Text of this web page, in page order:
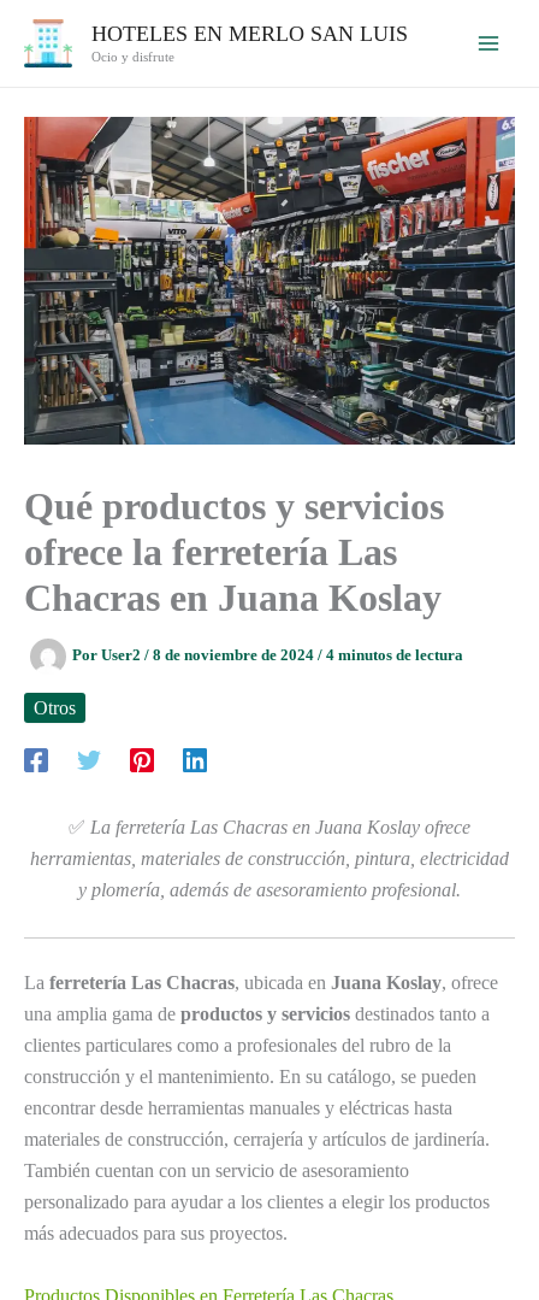
HOTELES EN MERLO SAN LUIS
Ocio y disfrute
Qué productos y servicios
ofrece la ferretería Las
Chacras en Juana Koslay
Por User2 / 8 de noviembre de 2024 / 4 minutos de lectura
Otros
✅ La ferretería Las Chacras en Juana Koslay ofrece
herramientas, materiales de construcción, pintura, electricidad
y plomería, además de asesoramiento profesional.
La ferretería Las Chacras, ubicada en Juana Koslay, ofrece
una amplia gama de productos y servicios destinados tanto a
clientes particulares como a profesionales del rubro de la
construcción y el mantenimiento. En su catálogo, se pueden
encontrar desde herramientas manuales y eléctricas hasta
materiales de construcción, cerrajería y artículos de jardinería.
También cuentan con un servicio de asesoramiento
personalizado para ayudar a los clientes a elegir los productos
más adecuados para sus proyectos.
Productos Disponibles en Ferretería Las Chacras